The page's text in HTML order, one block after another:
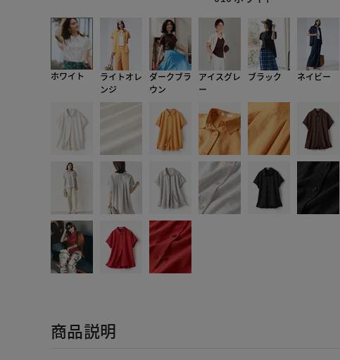
ホワイト
ライトオレ
ンジ
ダークブラ
ウン
アイスグレ
ー
ブラック ネイビー
商品説明